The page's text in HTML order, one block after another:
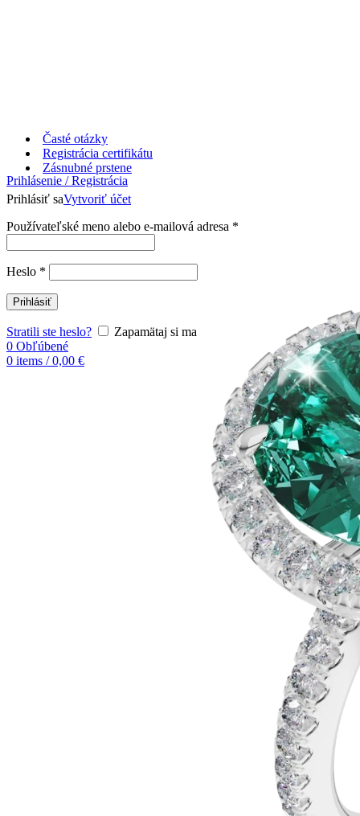
Časté otázky
Registrácia certifikátu
Prihlásenie / Registrácia
Prihlásiť saVytvoriť účet
Používateľské meno alebo e-mailová adresa *
Heslo *
Prihlásiť
Stratili ste heslo?
Zapamätaj si ma
0 Obľúbené
0 items / 0,00 €
Zásnubné prstene